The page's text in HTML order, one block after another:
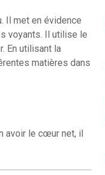
Il met en évidence
voyants. Il utilise le
En utilisant la
matières dans
avoir le cœur net, il